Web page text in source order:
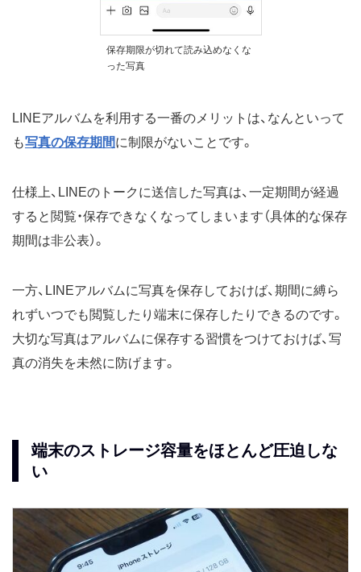
保存期限が切れて読み込めなくな
った写真
LINEアルバムを利用する一番のメリットは、なんといって
も写真の保存期間に制限がないことです。
仕様上、LINEのトークに送信した写真は、一定期間が経過
すると閲覧・保存できなくなってしまいます（具体的な保存
期間は非公表）。
一方、LINEアルバムに写真を保存しておけば、期間に縛ら
れずいつでも閲覧したり端末に保存したりできるのです。
大切な写真はアルバムに保存する習慣をつけておけば、写
真の消失を未然に防げます。
端末のストレージ容量をほとんど圧迫しな
い